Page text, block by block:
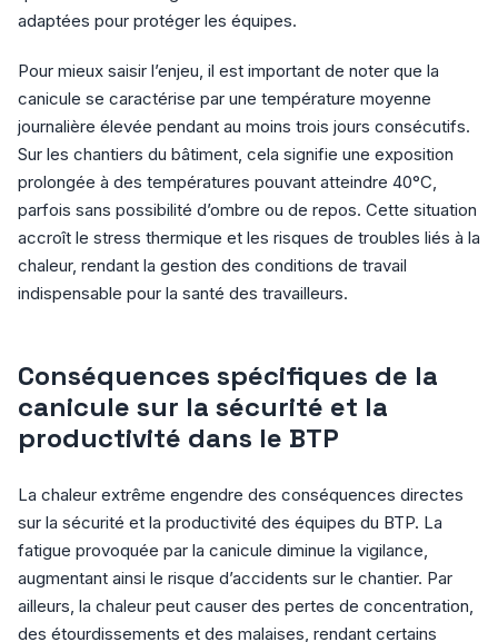
adaptées pour protéger les équipes.
Pour mieux saisir l’enjeu, il est important de noter que la
canicule se caractérise par une température moyenne
journalière élevée pendant au moins trois jours consécutifs.
Sur les chantiers du bâtiment, cela signifie une exposition
prolongée à des températures pouvant atteindre 40°C,
parfois sans possibilité d’ombre ou de repos. Cette situation
accroît le stress thermique et les risques de troubles liés à la
chaleur, rendant la gestion des conditions de travail
indispensable pour la santé des travailleurs.
Conséquences spécifiques de la
canicule sur la sécurité et la
productivité dans le BTP
La chaleur extrême engendre des conséquences directes
sur la sécurité et la productivité des équipes du BTP. La
fatigue provoquée par la canicule diminue la vigilance,
augmentant ainsi le risque d’accidents sur le chantier. Par
ailleurs, la chaleur peut causer des pertes de concentration,
des étourdissements et des malaises, rendant certains